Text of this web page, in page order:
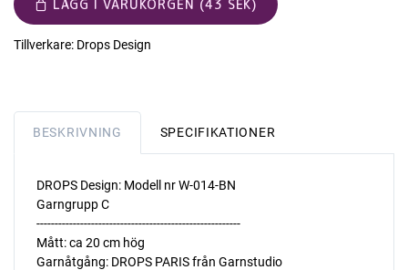
LÄGG I VARUKORGEN (43 SEK)
Tillverkare: Drops Design
BESKRIVNING SPECIFIKATIONER
DROPS Design: Modell nr W-014-BN
Garngrupp C
--------------------------------------------------------
Mått: ca 20 cm hög
Garnåtgång: DROPS PARIS från Garnstudio